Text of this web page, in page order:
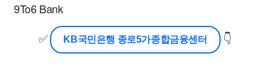
9To6 Bank
✅
KB국민은행 종로5가종합금융센터 👇